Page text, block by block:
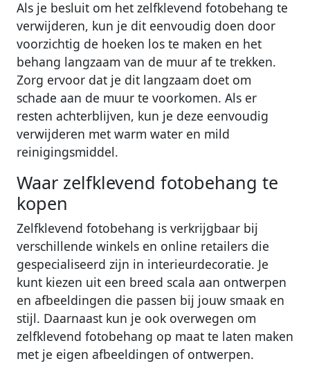
Als je besluit om het zelfklevend fotobehang te
verwijderen, kun je dit eenvoudig doen door
voorzichtig de hoeken los te maken en het
behang langzaam van de muur af te trekken.
Zorg ervoor dat je dit langzaam doet om
schade aan de muur te voorkomen. Als er
resten achterblijven, kun je deze eenvoudig
verwijderen met warm water en mild
reinigingsmiddel.
Waar zelfklevend fotobehang te
kopen
Zelfklevend fotobehang is verkrijgbaar bij
verschillende winkels en online retailers die
gespecialiseerd zijn in interieurdecoratie. Je
kunt kiezen uit een breed scala aan ontwerpen
en afbeeldingen die passen bij jouw smaak en
stijl. Daarnaast kun je ook overwegen om
zelfklevend fotobehang op maat te laten maken
met je eigen afbeeldingen of ontwerpen.